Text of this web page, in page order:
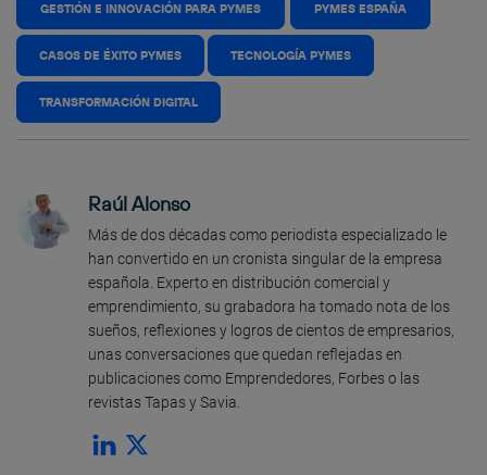
GESTIÓN E INNOVACIÓN PARA PYMES PYMES ESPAÑA
CASOS DE ÉXITO PYMES TECNOLOGÍA PYMES
TRANSFORMACIÓN DIGITAL
Raúl Alonso
Más de dos décadas como periodista especializado le
han convertido en un cronista singular de la empresa
española. Experto en distribución comercial y
emprendimiento, su grabadora ha tomado nota de los
sueños, reflexiones y logros de cientos de empresarios,
unas conversaciones que quedan reflejadas en
publicaciones como Emprendedores, Forbes o las
revistas Tapas y Savia.